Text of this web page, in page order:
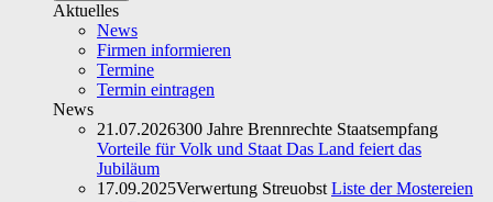
Aktuelles
News
Firmen informieren
Termine
Termin eintragen
News
21.07.2026300 Jahre Brennrechte Staatsempfang
Vorteile für Volk und Staat Das Land feiert das
Jubiläum
17.09.2025Verwertung Streuobst Liste der Mostereien